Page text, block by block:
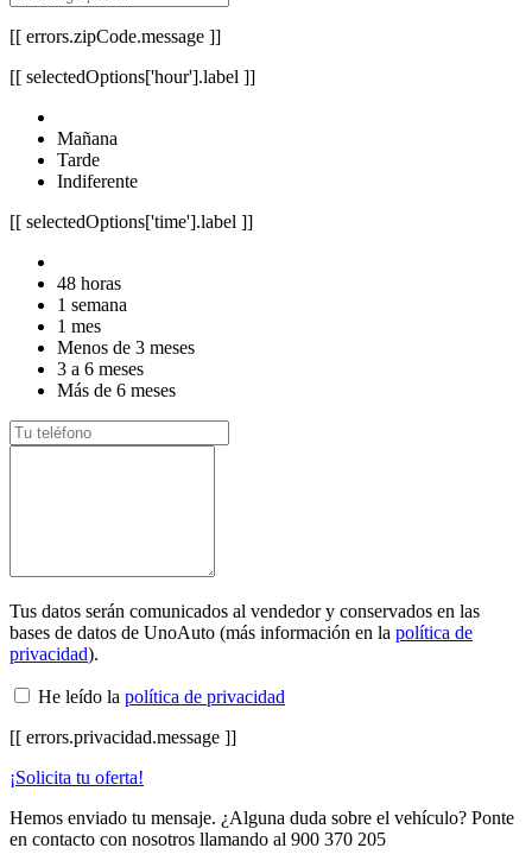
[[ errors.zipCode.message ]]
[[ selectedOptions['hour'].label ]]
Mañana
Tarde
Indiferente
[[ selectedOptions['time'].label ]]
48 horas
1 semana
1 mes
Menos de 3 meses
3 a 6 meses
Más de 6 meses
Tus datos serán comunicados al vendedor y conservados en las
bases de datos de UnoAuto (más información en la política de
privacidad).
He leído la política de privacidad
[[ errors.privacidad.message ]]
¡Solicita tu oferta!
Hemos enviado tu mensaje. ¿Alguna duda sobre el vehículo? Ponte
en contacto con nosotros llamando al 900 370 205